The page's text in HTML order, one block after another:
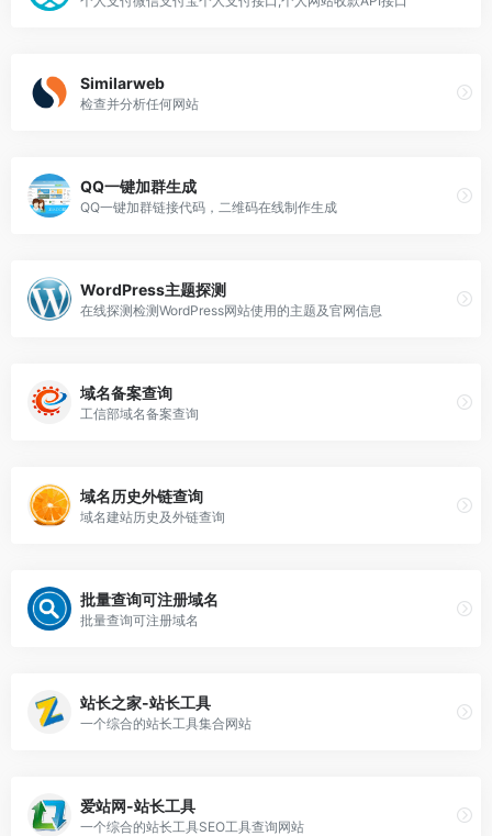
Similarweb
检查并分析任何网站
QQ一键加群生成
QQ一键加群链接代码，二维码在线制作生成
WordPress主题探测
在线探测检测WordPress网站使用的主题及官网信息
域名备案查询
工信部域名备案查询
域名历史外链查询
域名建站历史及外链查询
批量查询可注册域名
批量查询可注册域名
站长之家-站长工具
一个综合的站长工具集合网站
爱站网-站长工具
一个综合的站长工具SEO工具查询网站